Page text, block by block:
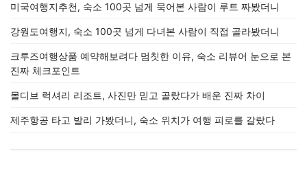
미국여행지추천, 숙소 100곳 넘게 묵어본 사람이 루트 짜봤더니
강원도여행지, 숙소 100곳 넘게 다녀본 사람이 직접 골라봤더니
크루즈여행상품 예약해보려다 멈칫한 이유, 숙소 리뷰어 눈으로 본
진짜 체크포인트
몰디브 럭셔리 리조트, 사진만 믿고 골랐다가 배운 진짜 차이
제주항공 타고 발리 가봤더니, 숙소 위치가 여행 피로를 갈랐다